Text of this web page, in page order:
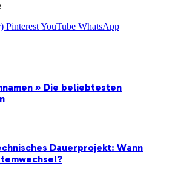
PinterestYouTube WhatsApp
» Die beliebtesten
Dauerprojekt: Wann